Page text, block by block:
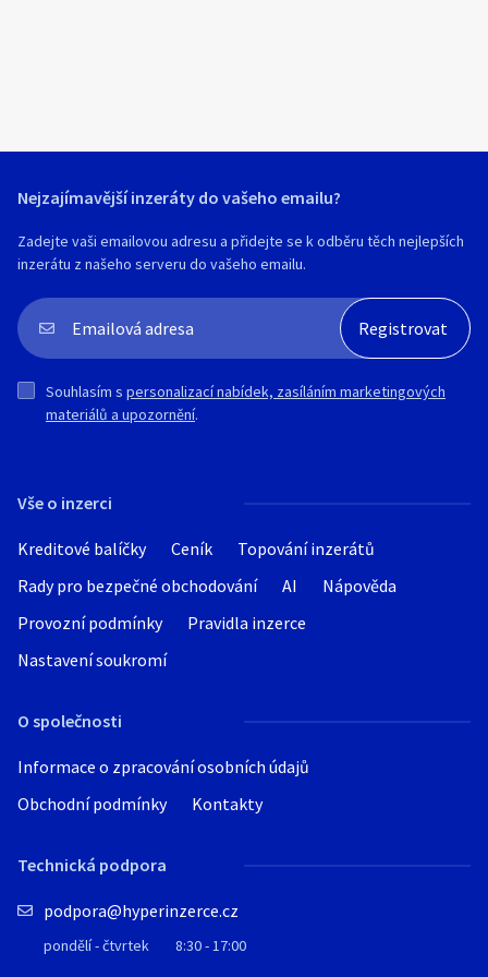
odmítnout všechny nabídky bez udání
závazku vůči zájemcům.
Vše o inzerci
Kreditové balíčky Ceník
Topování inzerátů
Rady pro bezpečné obchodování
AI
Nápověda
Provozní podmínky
Pravidla inzerce
Nastavení soukromí
O společnosti
Informace o zpracování osobních údajů
Obchodní podmínky
Kontakty
Technická podpora
podpora@hyperinzerce.cz
pondělí - čtvrtek 8:30 - 17:00
Nejzajímavější inzeráty do vašeho emailu?
Zadejte vaši emailovou adresu a přidejte se k odběru těch nejlepších
inzerátu z našeho serveru do vašeho emailu.
Souhlasím s personalizací nabídek, zasíláním marketingových
materiálů a upozornění.